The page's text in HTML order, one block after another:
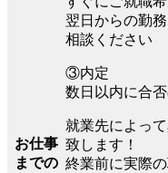
お仕事
までの
翌日からの勤
相談ください
③内定
数日以内に合
就業先によっ
致します！
終業前に実際